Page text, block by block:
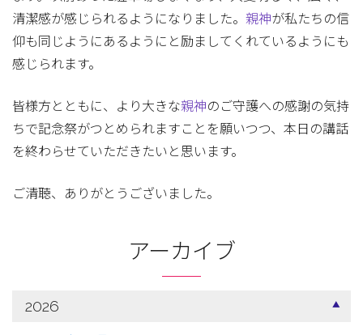
清潔感が感じられるようになりました。 親神が私たちの信
仰も同じようにあるようにと励ましてくれているようにも
感じられます。
皆様方とともに、より大きな親神のご守護への感謝の気持
ちで記念祭がつとめられますことを願いつつ、本日の講話
を終わらせていただきたいと思います。
ご清聴、ありがとうございました。
アーカイブ
2026